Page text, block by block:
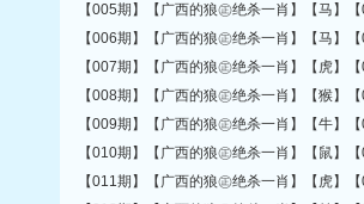
【005期】【广西的狼㊣绝杀一肖】【马】
【006期】【广西的狼㊣绝杀一肖】【马】
【007期】【广西的狼㊣绝杀一肖】【虎】
【008期】【广西的狼㊣绝杀一肖】【猴】
【009期】【广西的狼㊣绝杀一肖】【牛】
【010期】【广西的狼㊣绝杀一肖】【鼠】
【011期】【广西的狼㊣绝杀一肖】【虎】